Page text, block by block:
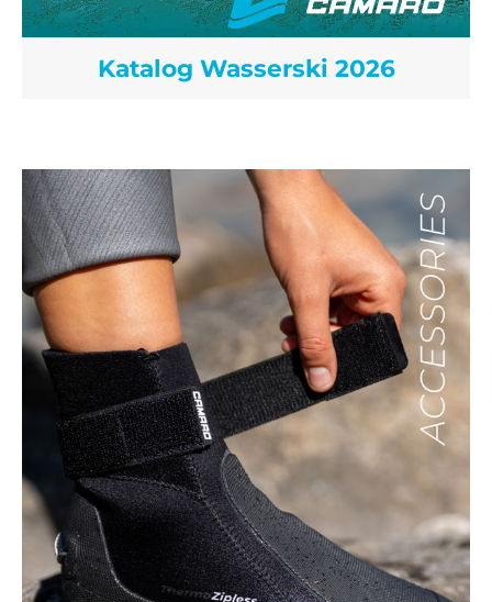
Katalog Wasserski 2026